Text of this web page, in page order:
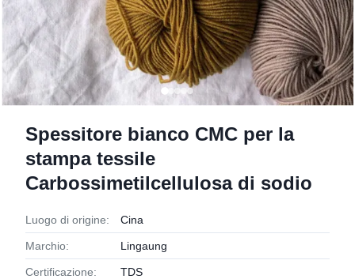
Spessitore bianco CMC per la
stampa tessile
Carbossimetilcellulosa di sodio
Luogo di origine: Cina
Marchio: Lingaung
Certificazione: TDS